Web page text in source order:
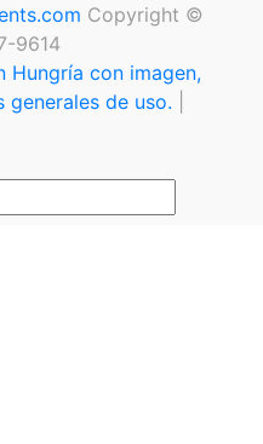
Copyright ©
9614
Hungría con imagen,
generales de uso.